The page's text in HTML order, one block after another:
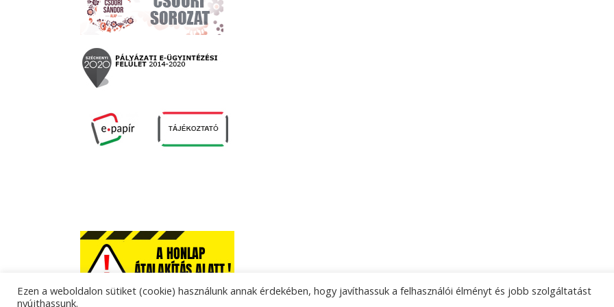
Ezen a weboldalon sütiket (cookie) használunk annak érdekében, hogy javíthassuk a felhasználói élményt és jobb szolgáltatást
nyújthassunk.